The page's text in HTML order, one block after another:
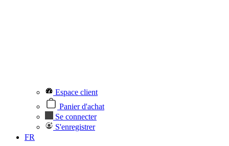
Espace client
Panier d'achat
Se connecter
S'enregistrer
FR